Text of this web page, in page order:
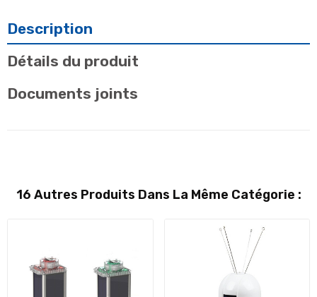
Description
Détails du produit
Documents joints
16 Autres Produits Dans La Même Catégorie :